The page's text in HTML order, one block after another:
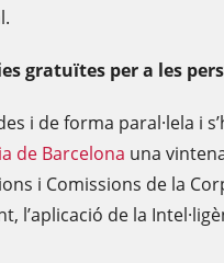
gratuïtes per a les
i de forma paral·lela i
de Barcelona una
i Comissions de la
l’aplicació de la